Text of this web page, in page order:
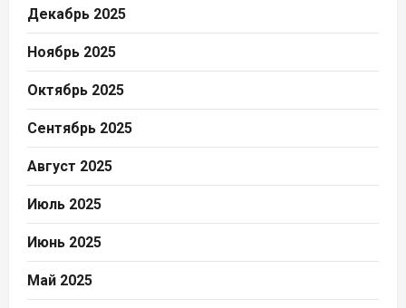
Декабрь 2025
Ноябрь 2025
Октябрь 2025
Сентябрь 2025
Август 2025
Июль 2025
Июнь 2025
Май 2025